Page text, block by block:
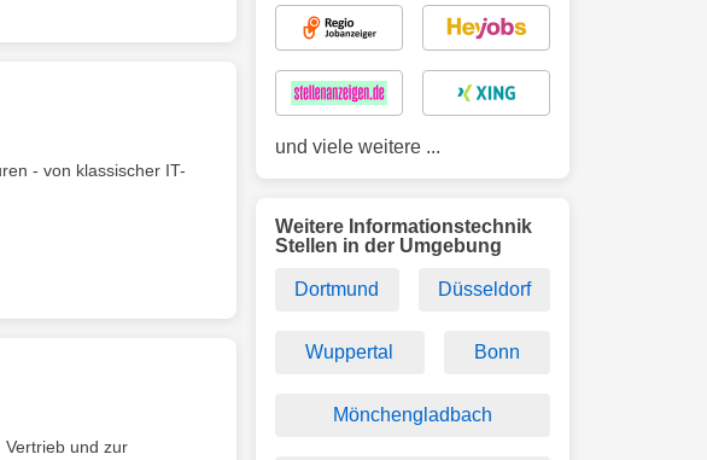
- von klassischer IT-
Vertrieb und zur
und viele weitere ...
Weitere Informationstechnik
Stellen in der Umgebung
Dortmund Düsseldorf
Wuppertal Bonn
Mönchengladbach